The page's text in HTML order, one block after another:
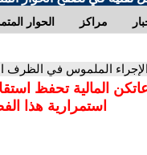
الحوار مراكز
الملموس في الظرف
المالية تحفظ
استمرارية هذا